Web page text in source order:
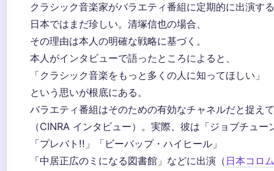
クラシック音楽家がバラエティ番組に定期的に出演す
日本ではまだ珍しい。清塚信也の場合、
その理由は本人の明確な戦略に基づく。
本人がインタビューで語ったところによると、
「クラシック音楽をもっと多くの人に知ってほしい」
という思いが根底にある。
バラエティ番組はそのための有効なチャネルだと捉え
（CINRA インタビュー）。実際、彼は「ジョブチュー
「プレバト!!」「ビーバップ・ハイヒール」
「中居正広のミになる図書館」などに出演（ 日本コロ